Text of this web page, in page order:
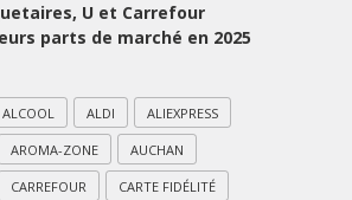
U et Carrefour
parts de marché en 2025
ALCOOL ALDI ALIEXPRESS
AROMA-ZONE AUCHAN
CARREFOUR CARTE FIDÉLITÉ